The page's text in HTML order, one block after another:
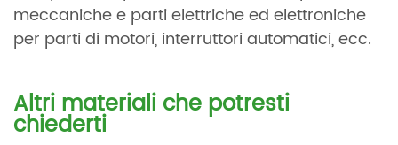
meccaniche e parti elettriche ed elettroniche
per parti di motori, interruttori automatici, ecc.
Altri materiali che potresti
chiederti